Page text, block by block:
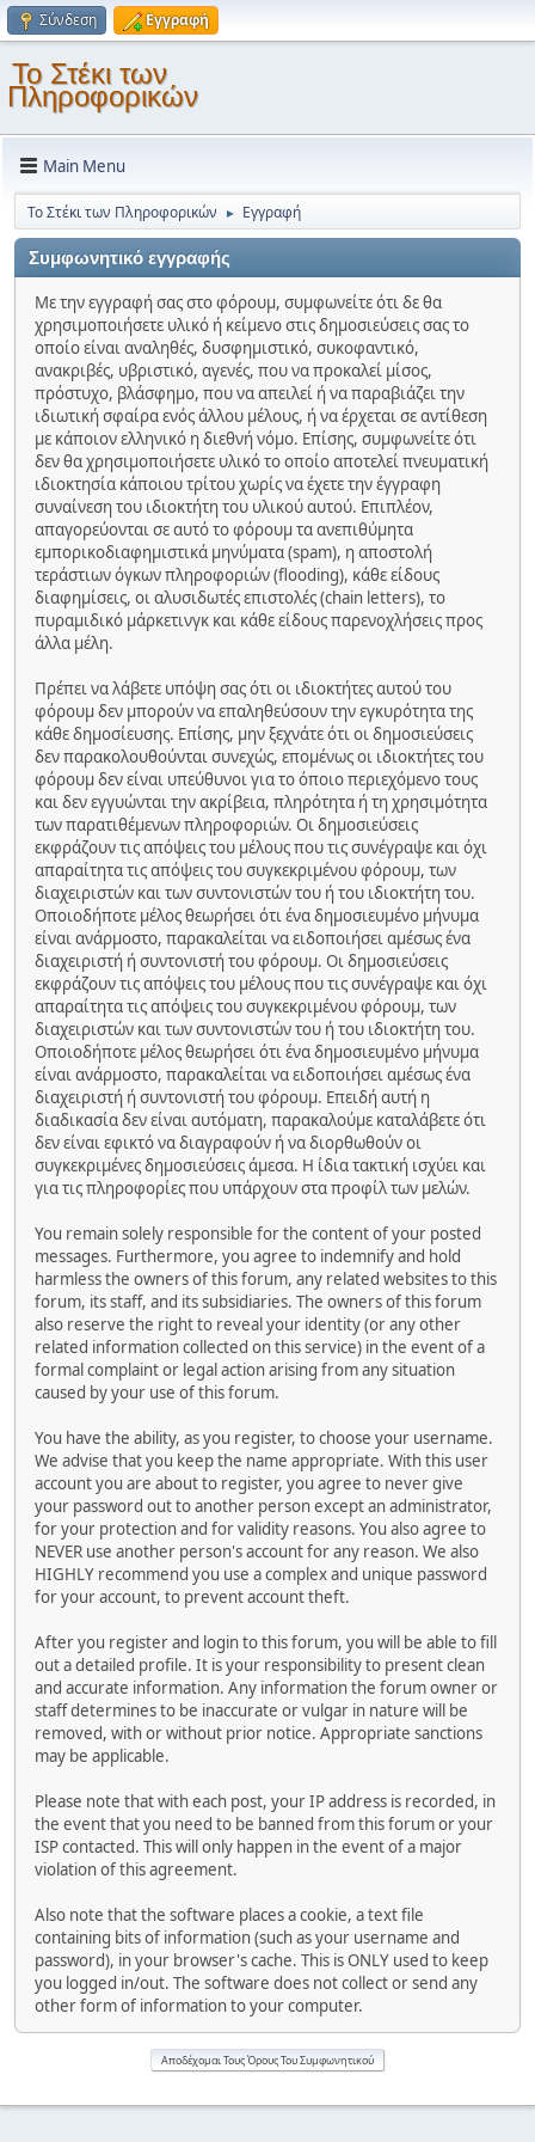
Σύνδεση Εγγραφή
Το Στέκι των
Πληροφορικών
Main Menu
Το Στέκι των Πληροφορικών ► Εγγραφή
Συμφωνητικό εγγραφής
Με την εγγραφή σας στο φόρουμ, συμφωνείτε ότι δε θα
χρησιμοποιήσετε υλικό ή κείμενο στις δημοσιεύσεις σας το
οποίο είναι αναληθές, δυσφημιστικό, συκοφαντικό,
ανακριβές, υβριστικό, αγενές, που να προκαλεί μίσος,
πρόστυχο, βλάσφημο, που να απειλεί ή να παραβιάζει την
ιδιωτική σφαίρα ενός άλλου μέλους, ή να έρχεται σε αντίθεση
με κάποιον ελληνικό η διεθνή νόμο. Επίσης, συμφωνείτε ότι
δεν θα χρησιμοποιήσετε υλικό το οποίο αποτελεί πνευματική
ιδιοκτησία κάποιου τρίτου χωρίς να έχετε την έγγραφη
συναίνεση του ιδιοκτήτη του υλικού αυτού. Επιπλέον,
απαγορεύονται σε αυτό το φόρουμ τα ανεπιθύμητα
εμπορικοδιαφημιστικά μηνύματα (spam), η αποστολή
τεράστιων όγκων πληροφοριών (flooding), κάθε είδους
διαφημίσεις, οι αλυσιδωτές επιστολές (chain letters), το
πυραμιδικό μάρκετινγκ και κάθε είδους παρενοχλήσεις προς
άλλα μέλη.
Πρέπει να λάβετε υπόψη σας ότι οι ιδιοκτήτες αυτού του
φόρουμ δεν μπορούν να επαληθεύσουν την εγκυρότητα της
κάθε δημοσίευσης. Επίσης, μην ξεχνάτε ότι οι δημοσιεύσεις
δεν παρακολουθούνται συνεχώς, επομένως οι ιδιοκτήτες του
φόρουμ δεν είναι υπεύθυνοι για το όποιο περιεχόμενο τους
και δεν εγγυώνται την ακρίβεια, πληρότητα ή τη χρησιμότητα
των παρατιθέμενων πληροφοριών. Οι δημοσιεύσεις
εκφράζουν τις απόψεις του μέλους που τις συνέγραψε και όχι
απαραίτητα τις απόψεις του συγκεκριμένου φόρουμ, των
διαχειριστών και των συντονιστών του ή του ιδιοκτήτη του.
Οποιοδήποτε μέλος θεωρήσει ότι ένα δημοσιευμένο μήνυμα
είναι ανάρμοστο, παρακαλείται να ειδοποιήσει αμέσως ένα
διαχειριστή ή συντονιστή του φόρουμ. Οι δημοσιεύσεις
εκφράζουν τις απόψεις του μέλους που τις συνέγραψε και όχι
απαραίτητα τις απόψεις του συγκεκριμένου φόρουμ, των
διαχειριστών και των συντονιστών του ή του ιδιοκτήτη του.
Οποιοδήποτε μέλος θεωρήσει ότι ένα δημοσιευμένο μήνυμα
είναι ανάρμοστο, παρακαλείται να ειδοποιήσει αμέσως ένα
διαχειριστή ή συντονιστή του φόρουμ. Επειδή αυτή η
διαδικασία δεν είναι αυτόματη, παρακαλούμε καταλάβετε ότι
δεν είναι εφικτό να διαγραφούν ή να διορθωθούν οι
συγκεκριμένες δημοσιεύσεις άμεσα. Η ίδια τακτική ισχύει και
για τις πληροφορίες που υπάρχουν στα προφίλ των μελών.
You remain solely responsible for the content of your posted
messages. Furthermore, you agree to indemnify and hold
harmless the owners of this forum, any related websites to this
forum, its staff, and its subsidiaries. The owners of this forum
also reserve the right to reveal your identity (or any other
related information collected on this service) in the event of a
formal complaint or legal action arising from any situation
caused by your use of this forum.
You have the ability, as you register, to choose your username.
We advise that you keep the name appropriate. With this user
account you are about to register, you agree to never give
your password out to another person except an administrator,
for your protection and for validity reasons. You also agree to
NEVER use another person's account for any reason. We also
HIGHLY recommend you use a complex and unique password
for your account, to prevent account theft.
After you register and login to this forum, you will be able to fill
out a detailed profile. It is your responsibility to present clean
and accurate information. Any information the forum owner or
staff determines to be inaccurate or vulgar in nature will be
removed, with or without prior notice. Appropriate sanctions
may be applicable.
Please note that with each post, your IP address is recorded, in
the event that you need to be banned from this forum or your
ISP contacted. This will only happen in the event of a major
violation of this agreement.
Also note that the software places a cookie, a text file
containing bits of information (such as your username and
password), in your browser's cache. This is ONLY used to keep
you logged in/out. The software does not collect or send any
other form of information to your computer.